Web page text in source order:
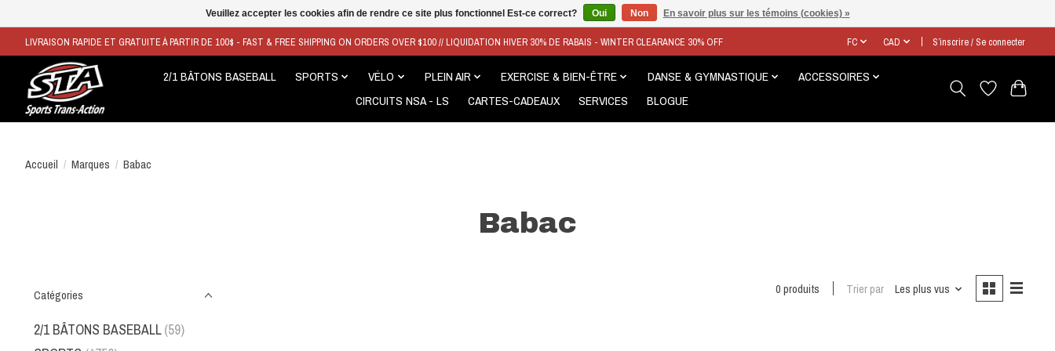
LIVRAISON RAPIDE ET GRATUITE À PARTIR DE 100$ - FAST & FREE SHIPPING ON ORDERS OVER $100 // LIQUIDATION HIVER 30% DE RABAIS - WINTER CLEARANCE 30% OFF FC CAD S’inscrire / Se connecter
2/1 BÂTONS BASEBALL SPORTS VÉLO PLEIN AIR EXERCISE & BIEN-ÊTRE DANSE & GYMNASTIQUE
ACCESSOIRES
CIRCUITS NSA - LS
CARTES-CADEAUX SERVICES BLOGUE
Accueil / Marques / Babac
Babac
Catégories
2/1 BÂTONS BASEBALL (59)
0 produits Trier par Les plus vus
Veuillez accepter les cookies afin de rendre ce site plus fonctionnel Est-ce correct? Oui Non En savoir plus sur les témoins (cookies) »